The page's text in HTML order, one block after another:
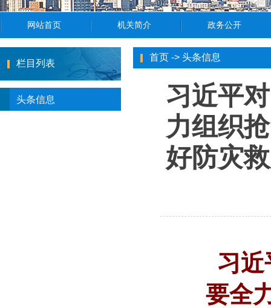
栏目列表
头条信息
首页 -> 头条信息
习近平
力组织
好防灾
习
要全